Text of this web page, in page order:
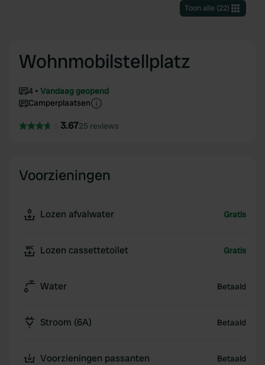
Toon alle(22)
Wohnmobilstellplatz
4
Vandaag geopend
Camperplaatsen
3.6725 reviews
Voorzieningen
Lozen afvalwater Gratis
Lozen cassettetoilet Gratis
Water Betaald
Stroom (6A) Betaald
Voorzieningen passanten Betaald